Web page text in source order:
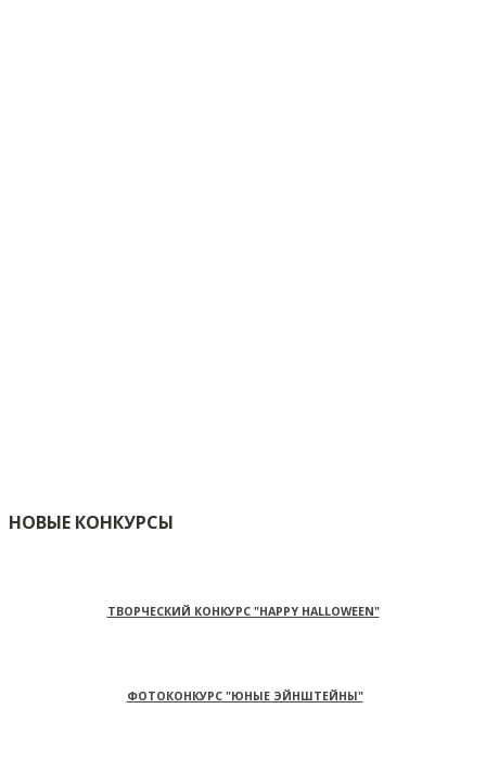
НОВЫЕ КОНКУРСЫ
ТВОРЧЕСКИЙ КОНКУРС "HAPPY HALLOWEEN"
ФОТОКОНКУРС "ЮНЫЕ ЭЙНШТЕЙНЫ"